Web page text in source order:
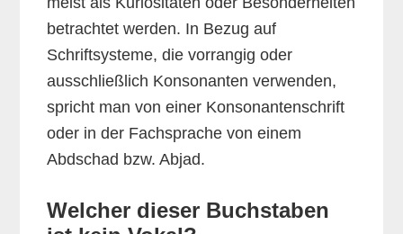
betrachtet werden. In Bezug auf
Schriftsysteme, die vorrangig oder
ausschließlich Konsonanten verwenden,
spricht man von einer Konsonantenschrift
oder in der Fachsprache von einem
Abdschad bzw. Abjad.
Welcher dieser Buchstaben